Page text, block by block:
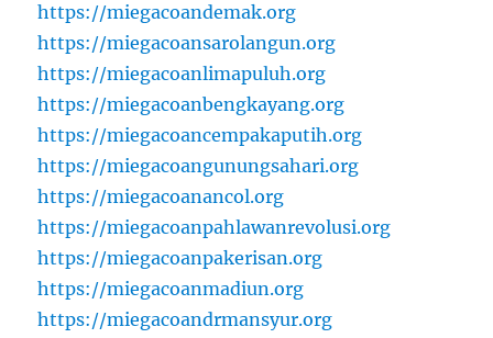
https://miegacoandemak.org
https://miegacoansarolangun.org
https://miegacoanlimapuluh.org
https://miegacoanbengkayang.org
https://miegacoancempakaputih.org
https://miegacoangunungsahari.org
https://miegacoanancol.org
https://miegacoanpahlawanrevolusi.org
https://miegacoanpakerisan.org
https://miegacoanmadiun.org
https://miegacoandrmansyur.org